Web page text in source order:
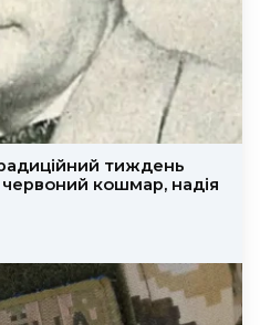
тиждень
кошмар, надія